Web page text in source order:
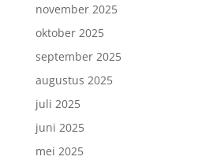
november 2025
oktober 2025
september 2025
augustus 2025
juli 2025
juni 2025
mei 2025